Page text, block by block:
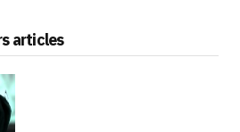
articles